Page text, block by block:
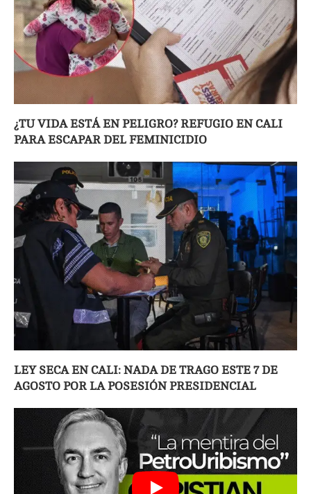
¿TU VIDA ESTÁ EN PELIGRO? REFUGIO EN CALI
PARA ESCAPAR DEL FEMINICIDIO
LEY SECA EN CALI: NADA DE TRAGO ESTE 7 DE
AGOSTO POR LA POSESIÓN PRESIDENCIAL